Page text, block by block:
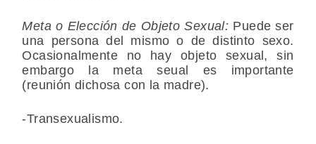
Meta o Elección de Objeto Sexual: Puede ser
una persona del mismo o de distinto sexo.
Ocasionalmente no hay objeto sexual, sin
embargo la meta seual es importante
(reunión dichosa con la madre).
-Transexualismo.